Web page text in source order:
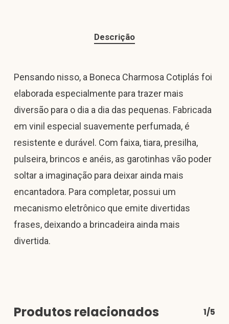
Descrição
Pensando nisso, a Boneca Charmosa Cotiplás foi
elaborada especialmente para trazer mais
diversão para o dia a dia das pequenas. Fabricada
em vinil especial suavemente perfumada, é
resistente e durável. Com faixa, tiara, presilha,
pulseira, brincos e anéis, as garotinhas vão poder
soltar a imaginação para deixar ainda mais
encantadora. Para completar, possui um
mecanismo eletrônico que emite divertidas
frases, deixando a brincadeira ainda mais
divertida.
Produtos relacionados 1/5